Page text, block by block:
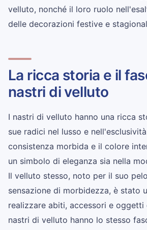
velluto, nonché il loro ruolo
delle decorazioni festive e
La ricca storia e il
nastri di velluto
I nastri di velluto hanno una ricca
sue radici nel lusso e
consistenza morbida e il colore
un simbolo di eleganza sia nella
Il velluto stesso, noto per il suo
sensazione di morbidezza, è stato
realizzare abiti, accessori e oggetti
nastri di velluto hanno lo stesso